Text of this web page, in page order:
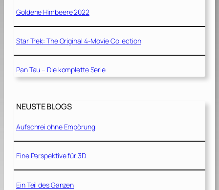
Goldene Himbeere 2022
Star Trek: The Original 4-Movie Collection
Pan Tau – Die komplette Serie
NEUSTE BLOGS
Aufschrei ohne Empörung
Eine Perspektive für 3D
Ein Teil des Ganzen